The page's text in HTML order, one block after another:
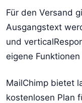
Für den Versand
Ausgangstext
und
eigene
MailChimp bietet
kostenlosen Plan